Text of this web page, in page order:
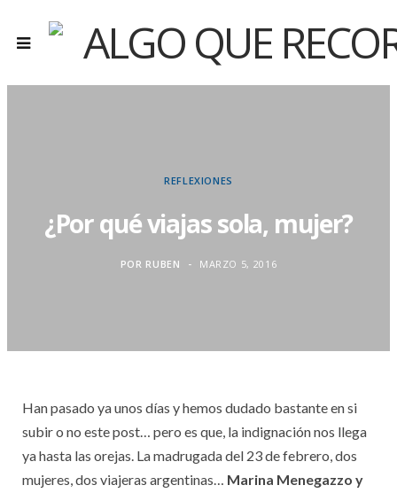
REFLEXIONES
¿Por qué viajas sola, mujer?
POR RUBEN MARZO 5, 2016
Han pasado ya unos días y hemos dudado bastante en si
subir o no este post… pero es que, la indignación nos llega
ya hasta las orejas. La madrugada del 23 de febrero, dos
mujeres, dos viajeras argentinas… Marina Menegazzo y